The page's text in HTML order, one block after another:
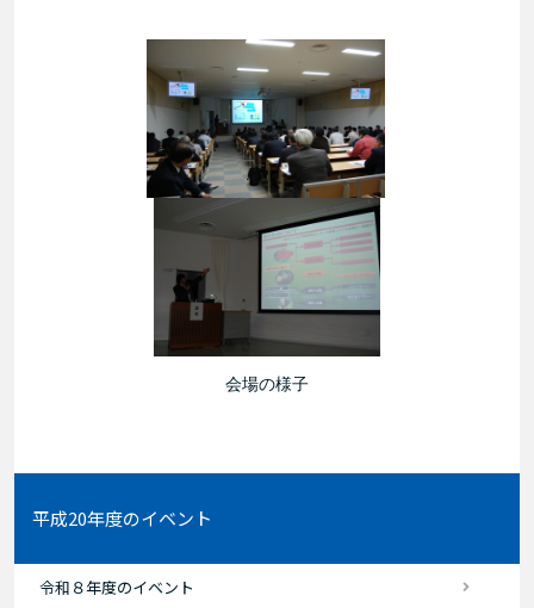
会場の様子
平成20年度のイベント
令和８年度のイベント